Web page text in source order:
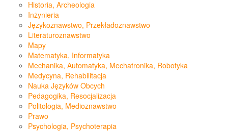
Historia, Archeologia
Inżynieria
Językoznawstwo, Przekładoznawstwo
Literaturoznawstwo
Mapy
Matematyka, Informatyka
Mechanika, Automatyka, Mechatronika, Robotyka
Medycyna, Rehabilitacja
Nauka Języków Obcych
Pedagogika, Resocjalizacja
Politologia, Medioznawstwo
Prawo
Psychologia, Psychoterapia